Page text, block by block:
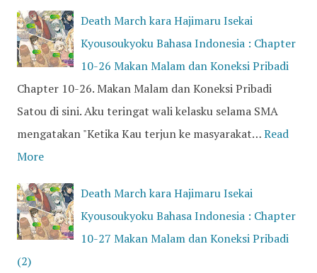
Death March kara Hajimaru Isekai
Kyousoukyoku Bahasa Indonesia : Chapter
10-26 Makan Malam dan Koneksi Pribadi
Chapter 10-26. Makan Malam dan Koneksi Pribadi
Satou di sini. Aku teringat wali kelasku selama SMA
mengatakan "Ketika Kau terjun ke masyarakat…Read
More
Death March kara Hajimaru Isekai
Kyousoukyoku Bahasa Indonesia : Chapter
10-27 Makan Malam dan Koneksi Pribadi
(2)